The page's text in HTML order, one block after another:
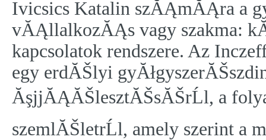
Ivicsics Katalin szĂĄmĂĄra a
vĂĄllalkozĂĄs vagy szakma:
kapcsolatok rendszere. Az
egy erdĂŠlyi
ĂşjjĂĄĂŠlesztĂŠsĂŠrĹl, a
szemlĂŠletrĹl, amely szerint a